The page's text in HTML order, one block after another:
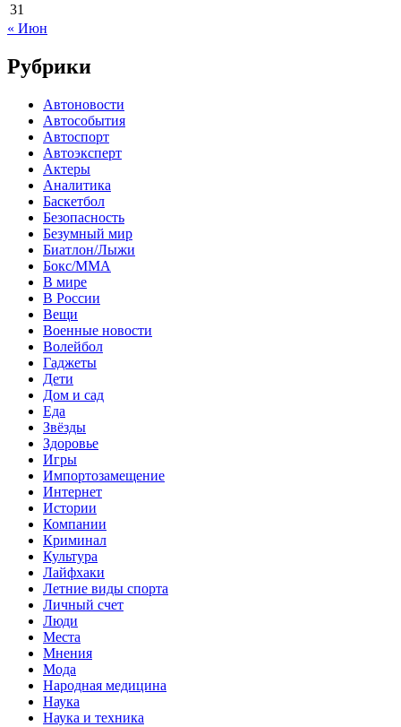
31
« Июн
Рубрики
Автоновости
Автособытия
Автоспорт
Автоэксперт
Актеры
Аналитика
Баскетбол
Безопасность
Безумный мир
Биатлон/Лыжи
Бокс/MMA
В мире
В России
Вещи
Военные новости
Волейбол
Гаджеты
Дети
Дом и сад
Еда
Звёзды
Здоровье
Игры
Импортозамещение
Интернет
Истории
Компании
Криминал
Культура
Лайфхаки
Летние виды спорта
Личный счет
Люди
Места
Мнения
Мода
Народная медицина
Наука
Наука и техника